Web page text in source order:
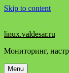
Skip to content
linux.valdesar.ru
Мониторинг,
Menu